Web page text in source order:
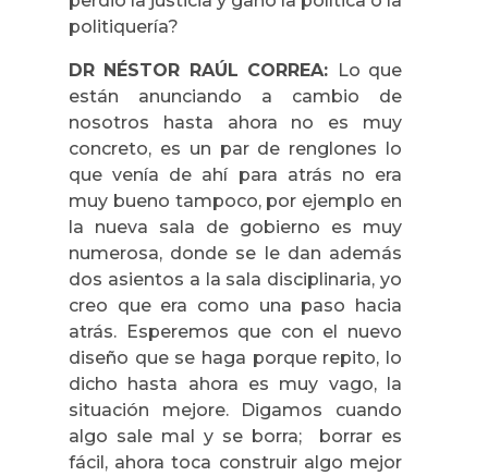
politiquería?
DR NÉSTOR RAÚL CORREA: Lo que
están anunciando a cambio de
nosotros hasta ahora no es muy
concreto, es un par de renglones lo
que venía de ahí para atrás no era
muy bueno tampoco, por ejemplo en
la nueva sala de gobierno es muy
numerosa, donde se le dan además
dos asientos a la sala disciplinaria, yo
creo que era como una paso hacia
atrás. Esperemos que con el nuevo
diseño que se haga porque repito, lo
dicho hasta ahora es muy vago, la
situación mejore. Digamos cuando
algo sale mal y se borra; borrar es
fácil, ahora toca construir algo mejor